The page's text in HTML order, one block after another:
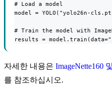
# Load a model
model = YOLO("yolo26n-
# Train the model with
results =
자세한 내용은 ImageNette160
를 참조하십시오.